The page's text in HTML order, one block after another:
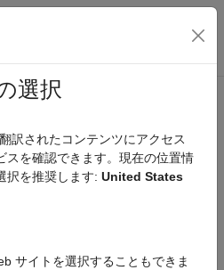
ナビゲーション メ
選択
訳されたコンテンツにアクセス
スを確認できます。現在の位置情
択を推奨します: United States
サイトを選択することもできま